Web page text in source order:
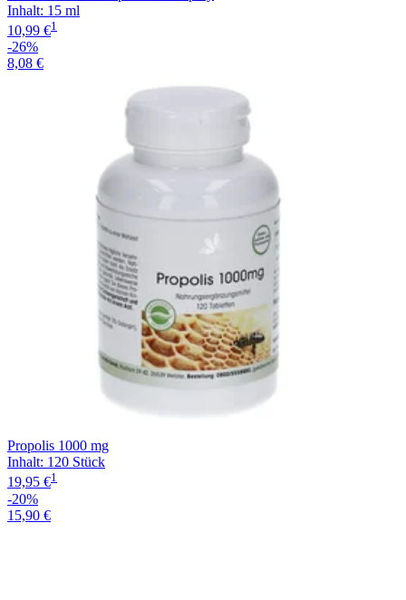
Inhalt: 15 ml
10,99 €1
-26%
8,08 €
Propolis 1000 mg
Inhalt: 120 Stück
19,95 €1
-20%
15,90 €